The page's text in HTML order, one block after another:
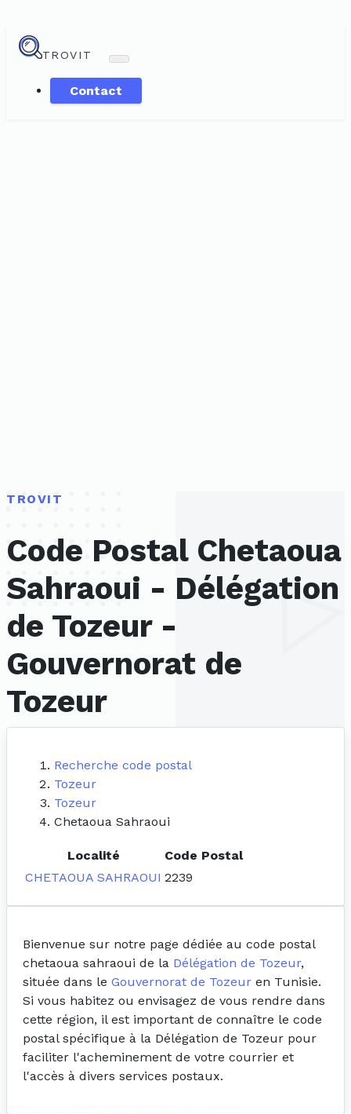
TROVIT
Contact
TROVIT
Code Postal Chetaoua
Sahraoui - Délégation
de Tozeur -
Gouvernorat de
Tozeur
Recherche code postal
Tozeur
Tozeur
Chetaoua Sahraoui
Localité
Code Postal
CHETAOUA SAHRAOUI 2239
Bienvenue sur notre page dédiée au code postal
chetaoua sahraoui de la Délégation de Tozeur,
située dans le Gouvernorat de Tozeur en Tunisie.
Si vous habitez ou envisagez de vous rendre dans
cette région, il est important de connaître le code
postal spécifique à la Délégation de Tozeur pour
faciliter l'acheminement de votre courrier et
l'accès à divers services postaux.